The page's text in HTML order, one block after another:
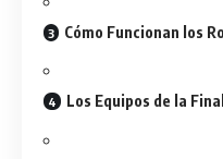
Cómo Funcionan los
Los Equipos de la